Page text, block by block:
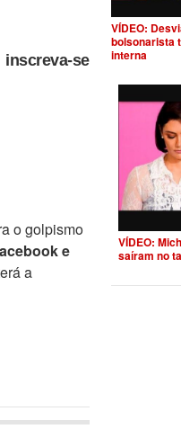
se
o golpismo
e
a
VÍDEO:
bolsonarista
interna
VÍDEO:
saíram no